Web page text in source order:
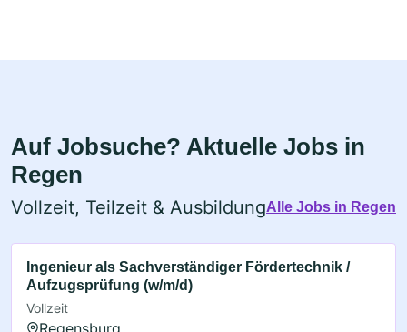
Auf Jobsuche? Aktuelle Jobs in
Regen
Vollzeit, Teilzeit & AusbildungAlle Jobs in Regen
Ingenieur als Sachverständiger Fördertechnik /
Aufzugsprüfung (w/m/d)
Vollzeit